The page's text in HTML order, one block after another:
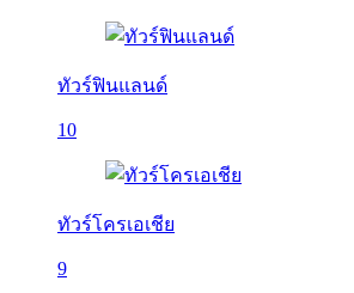
ทัวร์ฟินแลนด์
10
ทัวร์โครเอเชีย
9